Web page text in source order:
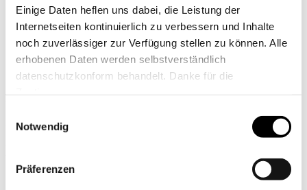
Einige Daten heflen uns dabei, die Leistung der
Internetseiten kontinuierlich zu verbessern und Inhalte
noch zuverlässiger zur Verfügung stellen zu können. Alle
erhobenen Daten werden selbstverständlich
datenschutzkonform behandelt. Danke für die
Notwendig
Präferenzen
Gabriela Weiß
Bayerischer Golfverband
gw(at)bayerischer-golfverband.de
der Nada